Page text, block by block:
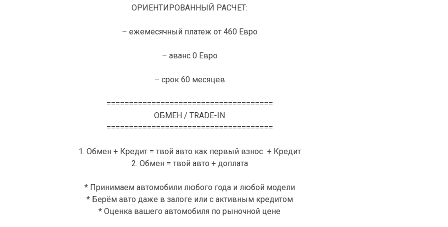
ОРИЕНТИРОВАННЫЙ РАСЧЕТ:
– ежемесячный платеж от 460 Евро
– аванс 0 Евро
– срок 60 месяцев
=====================================
ОБМЕН / TRADE-IN
=====================================
1. Обмен + Кредит = твой авто как первый взнос + Кредит
2. Обмен = твой авто + доплата
* Принимаем автомобили любого года и любой модели
* Берём авто даже в залоге или с активным кредитом
* Оценка вашего автомобиля по рыночной цене